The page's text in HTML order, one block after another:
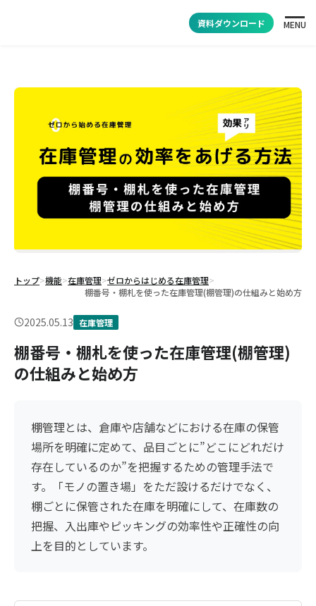
資料ダウンロード MENU
トップ>機能>在庫管理>ゼロからはじめる在庫管理>
棚番号・棚札を使った在庫管理(棚管理)の仕組みと始め方
2025.05.13 在庫管理
棚番号・棚札を使った在庫管理(棚管理)
の仕組みと始め方
棚管理とは、倉庫や店舗などにおける在庫の保管
場所を明確に定めて、品目ごとに”どこにどれだけ
存在しているのか”を把握するための管理手法で
す。「モノの置き場」をただ設けるだけでなく、
棚ごとに保管された在庫を明確にして、在庫数の
把握、入出庫やピッキングの効率性や正確性の向
上を目的としています。